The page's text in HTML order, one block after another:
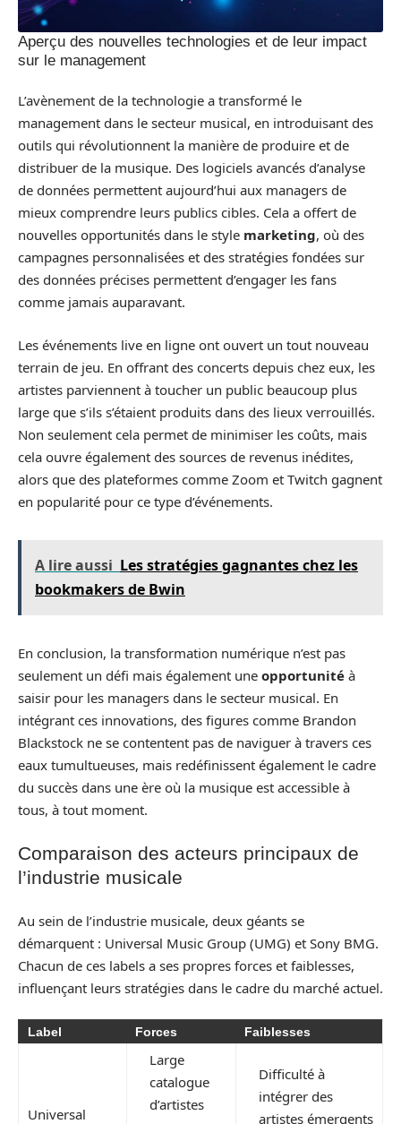
Aperçu des nouvelles technologies et de leur impact
sur le management
L’avènement de la technologie a transformé le
management dans le secteur musical, en introduisant des
outils qui révolutionnent la manière de produire et de
distribuer de la musique. Des logiciels avancés d’analyse
de données permettent aujourd’hui aux managers de
mieux comprendre leurs publics cibles. Cela a offert de
nouvelles opportunités dans le style marketing, où des
campagnes personnalisées et des stratégies fondées sur
des données précises permettent d’engager les fans
comme jamais auparavant.
Les événements live en ligne ont ouvert un tout nouveau
terrain de jeu. En offrant des concerts depuis chez eux, les
artistes parviennent à toucher un public beaucoup plus
large que s’ils s’étaient produits dans des lieux verrouillés.
Non seulement cela permet de minimiser les coûts, mais
cela ouvre également des sources de revenus inédites,
alors que des plateformes comme Zoom et Twitch gagnent
en popularité pour ce type d’événements.
A lire aussi Les stratégies gagnantes chez les
bookmakers de Bwin
En conclusion, la transformation numérique n’est pas
seulement un défi mais également une opportunité à
saisir pour les managers dans le secteur musical. En
intégrant ces innovations, des figures comme Brandon
Blackstock ne se contentent pas de naviguer à travers ces
eaux tumultueuses, mais redéfinissent également le cadre
du succès dans une ère où la musique est accessible à
tous, à tout moment.
Comparaison des acteurs principaux de
l’industrie musicale
Au sein de l’industrie musicale, deux géants se
démarquent : Universal Music Group (UMG) et Sony BMG.
Chacun de ces labels a ses propres forces et faiblesses,
influençant leurs stratégies dans le cadre du marché actuel.
Label Forces Faiblesses
Universal
Large
catalogue
d’artistes
Difficulté à
intégrer des
artistes émergents